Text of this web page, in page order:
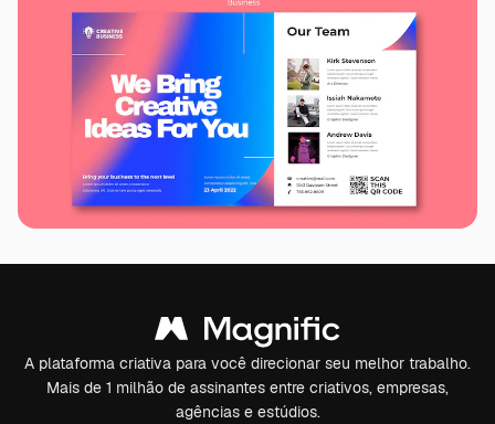
A plataforma criativa para você direcionar seu melhor trabalho.
Mais de 1 milhão de assinantes entre criativos, empresas,
agências e estúdios.